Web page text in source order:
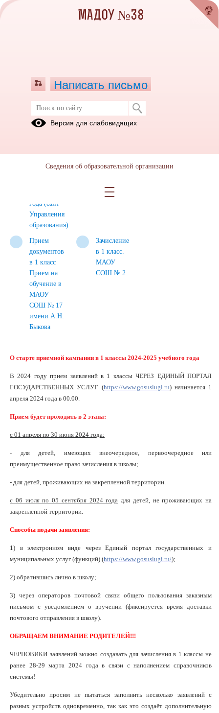
Приемная кампания в 1 классы
года (сайт
Управления
образования)
учебный год
на 2025-
Прием
документов
в 1 класс
Прием на
обучение в
МАОУ
СОШ № 17
имени А.Н.
Быкова
Зачисление
в 1 класс.
МАОУ
СОШ № 2
О старте приемной кампании в 1 классы 2024-2025 учебного года
В 2024 году прием заявлений в 1 классы ЧЕРЕЗ ЕДИНЫЙ ПОРТАЛ
ГОСУДАРСТВЕННЫХ УСЛУГ (https://www.gosuslugi.ru) начинается 1
апреля 2024 года в 00.00.
Прием будет проходить в 2 этапа:
с 01 апреля по 30 июня 2024 года:
- для детей, имеющих внеочередное, первоочередное или
преимущественное право зачисления в школы;
- для детей, проживающих на закрепленной территории.
с 06 июля по 05 сентября 2024 года для детей, не проживающих на
закрепленной территории.
Способы подачи заявления:
1) в электронном виде через Единый портал государственных и
муниципальных услуг (функций) (https://www.gosuslugi.ru/);
2) обратившись лично в школу;
3) через операторов почтовой связи общего пользования заказным
письмом с уведомлением о вручении (фиксируется время доставки
почтового отправления в школу).
ОБРАЩАЕМ ВНИМАНИЕ РОДИТЕЛЕЙ!!!
ЧЕРНОВИКИ заявлений можно создавать для зачисления в 1 классы не
ранее 28-29 марта 2024 года в связи с наполнением справочников
системы!
Убедительно просим не пытаться заполнить несколько заявлений с
разных устройств одновременно, так как это создаёт дополнительную
МАДОУ №38
Написать письмо
Версия для слабовидящих
Сведения об образовательной организации